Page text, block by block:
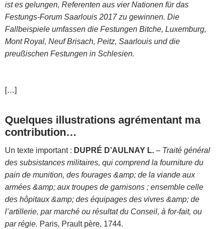
ist es gelungen, Referenten aus vier Nationen für das
Festungs-Forum Saarlouis 2017 zu gewinnen. Die
Fallbeispiele umfassen die Festungen Bitche, Luxemburg,
Mont Royal, Neuf Brisach, Peitz, Saarlouis und die
preußischen Festungen in Schlesien.
[…]
Quelques illustrations agrémentant ma
contribution…
Un texte important : DUPRÉ D’AULNAY L. – Traité général
des subsistances militaires, qui comprend la fourniture du
pain de munition, des fourages &amp; de la viande aux
armées &amp; aux troupes de garnisons ; ensemble celle
des hôpitaux &amp; des équipages des vivres &amp; de
l’artillerie, par marché ou résultat du Conseil, à for-fait, ou
par régie. Paris, Prault père, 1744.